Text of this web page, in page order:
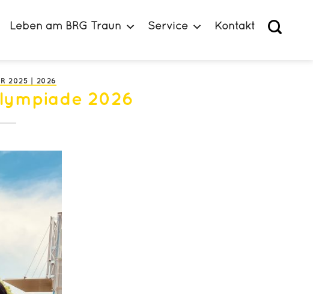
Leben am BRG Traun Service Kontakt
2025 | 2026
2026